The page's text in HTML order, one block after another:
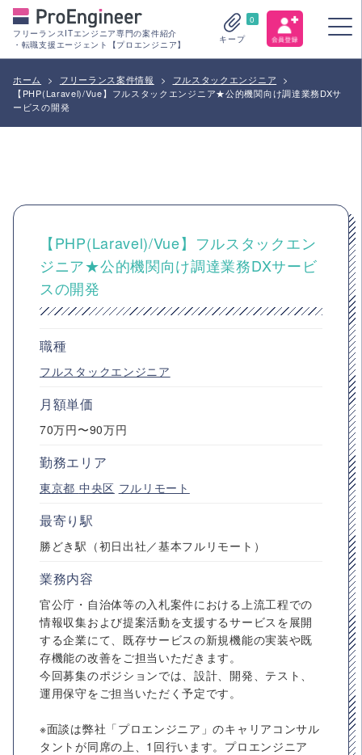
フリーランスITエンジニア専門の案件紹介
・転職支援エージェント【プロエンジニア】
0
キープ
ホーム > フリーランス案件情報 > フルスタックエンジニア
>
【PHP(Laravel)/Vue】フルスタックエンジニア★公的機関向け調達業務DXサ
ービスの開発
【PHP(Laravel)/Vue】フルスタックエン
ジニア★公的機関向け調達業務DXサービ
スの開発
職種
フルスタックエンジニア
月額単価
70万円〜90万円
勤務エリア
東京都 中央区 フルリモート
最寄り駅
勝どき駅（初日出社／基本フルリモート）
業務内容
官公庁・自治体等の入札案件における上流工程での
情報収集および提案活動を支援するサービスを展開
する企業にて、既存サービスの新規機能の実装や既
存機能の改善をご担当いただきます。
今回募集のポジションでは、設計、開発、テスト、
運用保守をご担当いただく予定です。
※面談は弊社「プロエンジニア」のキャリアコンサル
タントが同席の上、1回行います。プロエンジニア